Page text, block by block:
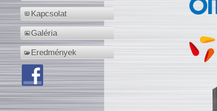
Kapcsolat
Galéria
Eredmények